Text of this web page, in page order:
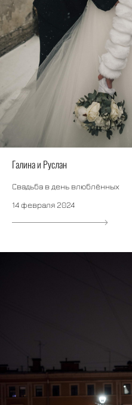
Галина и Руслан
Свадьба в день влюблённых
14 февраля 2024